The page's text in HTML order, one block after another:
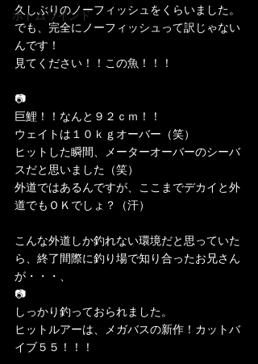
ボトムワインド
久しぶりのノーフィッシュをくらいました。
でも、完全にノーフィッシュって訳じゃない
んです！
見てください！！この魚！！！
📷
巨鯉！！なんと９２ｃｍ！！
ウェイトは１０ｋｇオーバー（笑）
ヒットした瞬間、メーターオーバーのシーバ
スだと思いました（笑）
外道ではあるんですが、ここまでデカイと外
道でもＯＫでしょ？（汗）
こんな外道しか釣れない環境だと思っていた
ら、終了間際に釣り場で知り合ったお兄さん
が・・・、
📷
しっかり釣っておられました。
ヒットルアーは、メガバスの新作！カットバ
イブ５５！！！